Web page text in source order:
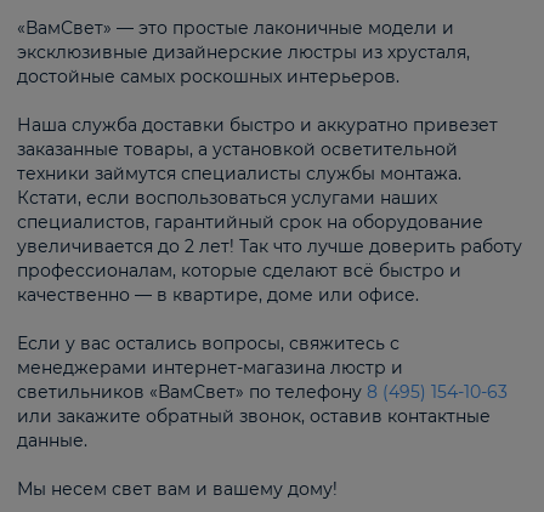
«ВамСвет» — это простые лаконичные модели и
эксклюзивные дизайнерские люстры из хрусталя,
достойные самых роскошных интерьеров.
Наша служба доставки быстро и аккуратно привезет
заказанные товары, а установкой осветительной
техники займутся специалисты службы монтажа.
Кстати, если воспользоваться услугами наших
специалистов, гарантийный срок на оборудование
увеличивается до 2 лет! Так что лучше доверить работу
профессионалам, которые сделают всё быстро и
качественно — в квартире, доме или офисе.
Если у вас остались вопросы, свяжитесь с
менеджерами интернет-магазина люстр и
светильников «ВамСвет» по телефону 8 (495) 154-10-63
или закажите обратный звонок, оставив контактные
данные.
Мы несем свет вам и вашему дому!